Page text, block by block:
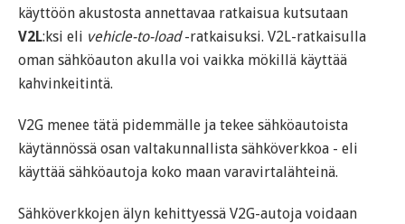
käyttöön akustosta annettavaa ratkaisua kutsutaan
V2L:ksi eli vehicle-to-load-ratkaisuksi. V2L-ratkaisulla
oman sähköauton akulla voi vaikka mökillä käyttää
kahvinkeitintä.
V2G menee tätä pidemmälle ja tekee sähköautoista
käytännössä osan valtakunnallista sähköverkkoa - eli
käyttää sähköautoja koko maan varavirtalähteinä.
Sähköverkkojen älyn kehittyessä V2G-autoja voidaan